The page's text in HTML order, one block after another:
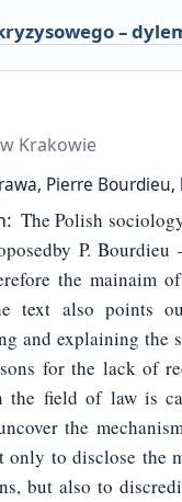
–
Krakowie
Pierre Bourdieu,
The Polish
P. Bourdieu
the mainaim
text also points
and explaining
for the lack of
field of law is
the
to disclose the
but also to